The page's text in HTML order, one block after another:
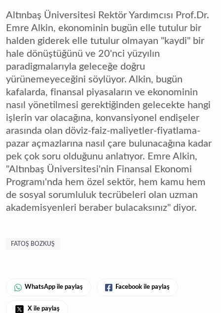
Altınbaş Üniversitesi Rektör Yardımcısı Prof.Dr.
Emre Alkin, ekonominin bugün elle tutulur bir
halden giderek elle tutulur olmayan "kaydi" bir
hale dönüştüğünü ve 20'nci yüzyılın
paradigmalarıyla geleceğe doğru
yürünemeyeceğini söylüyor. Alkin, bugün
kafalarda, finansal piyasaların ve ekonominin
nasıl yönetilmesi gerektiğinden gelecekte hangi
işlerin var olacağına, konvansiyonel endişeler
arasında olan döviz-faiz-maliyetler-fiyatlama-
pazar açmazlarına nasıl çare bulunacağına kadar
pek çok soru olduğunu anlatıyor. Emre Alkin,
"Altınbaş Üniversitesi'nin Finansal Ekonomi
Programı'nda hem özel sektör, hem kamu hem
de sosyal sorumluluk tecrübeleri olan uzman
akademisyenleri beraber bulacaksınız" diyor.
FATOŞ BOZKUŞ
WhatsApp ile paylaş Facebook ile paylaş
X ile paylaş